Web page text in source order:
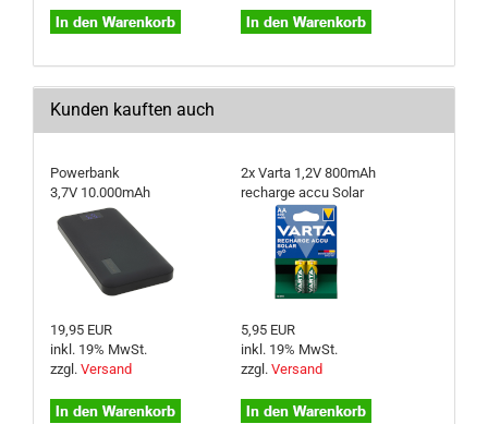
Kunden kauften auch
Powerbank
3,7V 10.000mAh
19,95 EUR
inkl. 19% MwSt.
zzgl. Versand
2x Varta 1,2V 800mAh
recharge accu Solar
5,95 EUR
inkl. 19% MwSt.
zzgl. Versand